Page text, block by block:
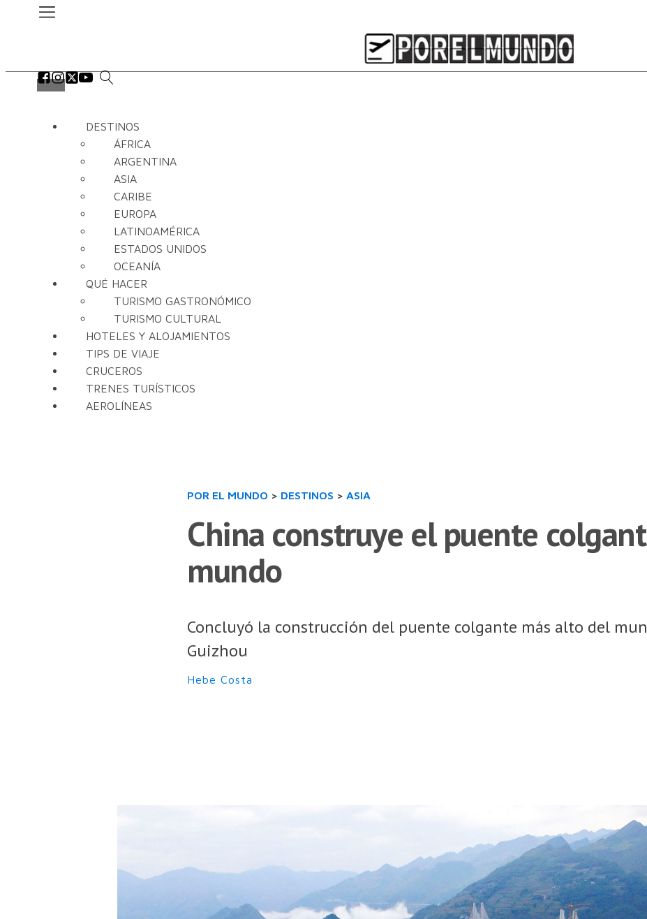
DESTINOS
ÁFRICA
ARGENTINA
ASIA
CARIBE
EUROPA
LATINOAMÉRICA
ESTADOS UNIDOS
OCEANÍA
QUÉ HACER
TURISMO GASTRONÓMICO
TURISMO CULTURAL
HOTELES Y ALOJAMIENTOS
TIPS DE VIAJE
CRUCEROS
TRENES TURÍSTICOS
AEROLÍNEAS
POR EL MUNDO > DESTINOS > ASIA
China construye el puente
mundo
Concluyó la construcción del puente colgante más alto del
Guizhou
Hebe Costa